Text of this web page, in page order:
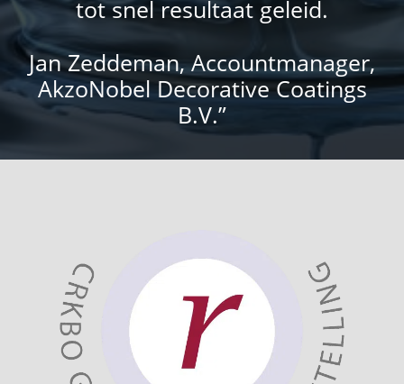
tot snel resultaat geleid.
Jan Zeddeman, Accountmanager,
AkzoNobel Decorative Coatings
B.V.”